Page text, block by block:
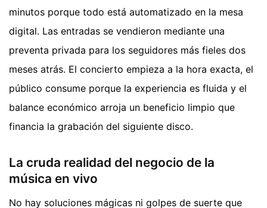
minutos porque todo está automatizado en la mesa
digital. Las entradas se vendieron mediante una
preventa privada para los seguidores más fieles dos
meses atrás. El concierto empieza a la hora exacta, el
público consume porque la experiencia es fluida y el
balance económico arroja un beneficio limpio que
financia la grabación del siguiente disco.
La cruda realidad del negocio de la
música en vivo
No hay soluciones mágicas ni golpes de suerte que